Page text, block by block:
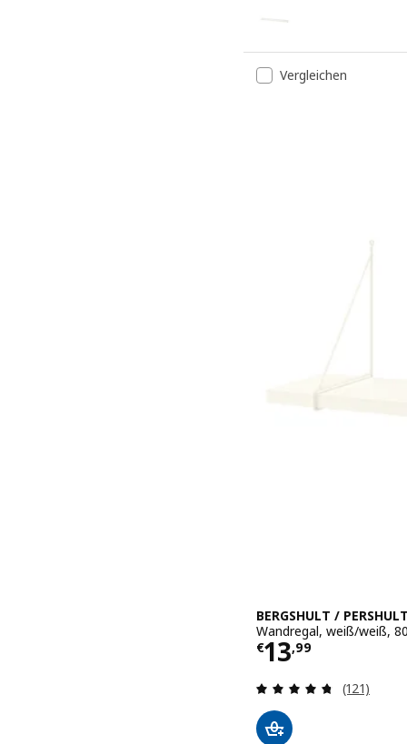
Vergleichen
BERGSHULT / PERSHULT
Wandregal, weiß/weiß,
€13,99
Preis € 13,99
(121)